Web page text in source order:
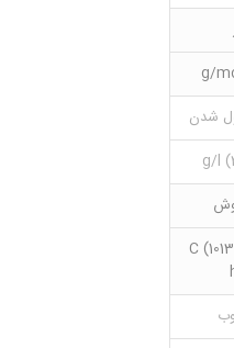
شدن
176 – 177 °C (1013